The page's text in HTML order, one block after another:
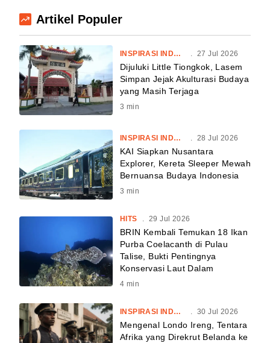
Artikel Populer
INSPIRASI INDONESIA 27 Jul 2026
Dijuluki Little Tiongkok, Lasem
Simpan Jejak Akulturasi Budaya
yang Masih Terjaga
3 min
INSPIRASI INDONESIA . 28 Jul 2026
KAI Siapkan Nusantara
Explorer, Kereta Sleeper Mewah
Bernuansa Budaya Indonesia
3 min
HITS . 29 Jul 2026
BRIN Kembali Temukan 18 Ikan
Purba Coelacanth di Pulau
Talise, Bukti Pentingnya
Konservasi Laut Dalam
4 min
INSPIRASI INDONESIA . 30 Jul 2026
Mengenal Londo Ireng, Tentara
Afrika yang Direkrut Belanda ke